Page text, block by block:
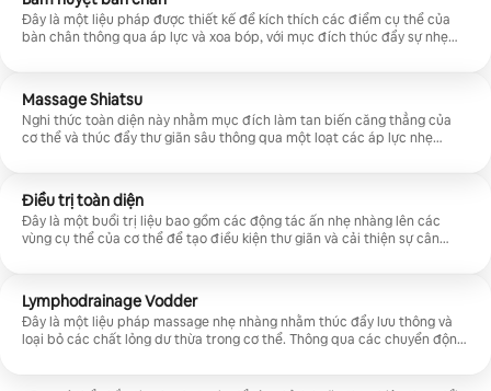
Đây là một liệu pháp được thiết kế để kích thích các điểm cụ thể của
bàn chân thông qua áp lực và xoa bóp, với mục đích thúc đẩy sự nhẹ
Massage Shiatsu
Nghi thức toàn diện này nhằm mục đích làm tan biến căng thẳng của
cơ thể và thúc đẩy thư giãn sâu thông qua một loạt các áp lực nhẹ
tĩnh và hạnh phúc.
Điều trị toàn diện
Đây là một buổi trị liệu bao gồm các động tác ấn nhẹ nhàng lên các
vùng cụ thể của cơ thể để tạo điều kiện thư giãn và cải thiện sự cân
Lymphodrainage Vodder
Đây là một liệu pháp massage nhẹ nhàng nhằm thúc đẩy lưu thông và
loại bỏ các chất lỏng dư thừa trong cơ thể. Thông qua các chuyển động
sức khỏe của đôi chân. Đây là liệu pháp lý tưởng cho những ai muốn